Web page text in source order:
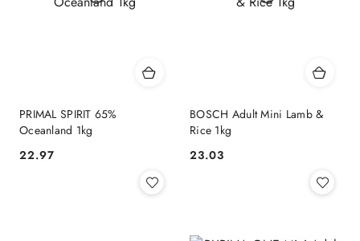
PRIMAL SPIRIT 65%
Oceanland 1kg
Cena:
22.97
BOSCH Adult Mini Lamb &
Rice 1kg
Cena:
23.03